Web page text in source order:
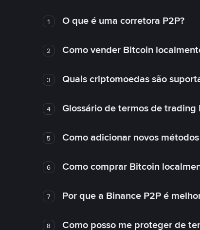
1 O que é uma corretora P2P?
2 Como vender Bitcoin
3 Quais criptomoedas são
4 Glossário de termos de trading
5 Como adicionar novos
6 Como comprar Bitcoin
7 Por que a Binance P2P é
8 Como posso me proteger de